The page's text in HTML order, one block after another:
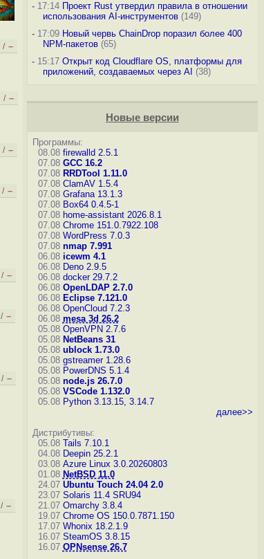
/ –
/ –
/ –
/ –
/ –
/ –
/ –
/ –
-17:14 Проект Rust утвердил правила в отношении
использования AI-инструментов(149)
-17:09 Новый червь ChainDrop поразил более 400
NPM-пакетов(65)
-15:17 Открыт код Cloudflare OS, платформы для
приложений, создаваемых через AI (38)
Новые версии
Программы:
08.08 firewalld 2.5.1
07.08 GCC 16.2
07.08 RRDTool 1.11.0
07.08 ClamAV 1.5.4
07.08 Grafana 13.1.3
07.08 Box64 0.4.5-1
07.08 home-assistant 2026.8.1
07.08 Chrome 151.0.7922.108
07.08 WordPress 7.0.3
07.08 nmap 7.991
06.08 icewm 4.1
06.08 Deno 2.9.5
06.08 docker 29.7.2
06.08 OpenLDAP 2.7.0
06.08 Eclipse 7.121.0
06.08 OpenCloud 7.2.3
06.08 mesa 3d 26.2
05.08 OpenVPN 2.7.6
05.08 NetBeans 31
05.08 ublock 1.73.0
05.08 gstreamer 1.28.6
05.08 PowerDNS 5.1.4
05.08 node.js 26.7.0
05.08 VSCode 1.132.0
05.08 Python 3.13.15, 3.14.7
далее>>
Дистрибутивы:
05.08 Tails 7.10.1
04.08 Deepin 25.2.1
03.08 Azure Linux 3.0.20260803
01.08 NetBSD 11.0
24.07 Ubuntu Touch 24.04 2.0
23.07 Solaris 11.4 SRU94
21.07 Omarchy 3.8.4
19.07 Chrome OS 150.0.7871.150
17.07 Whonix 18.2.1.9
16.07 SteamOS 3.8.15
16.07 OPNsense 26.7